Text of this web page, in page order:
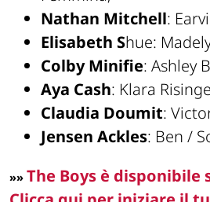
Nathan Mitchell:
Elisabeth Shue:
Colby Minifie: Ashley
Aya Cash: Klara
Claudia Doumit:
Jensen Ackles: Ben /
»» The Boys è disponibile